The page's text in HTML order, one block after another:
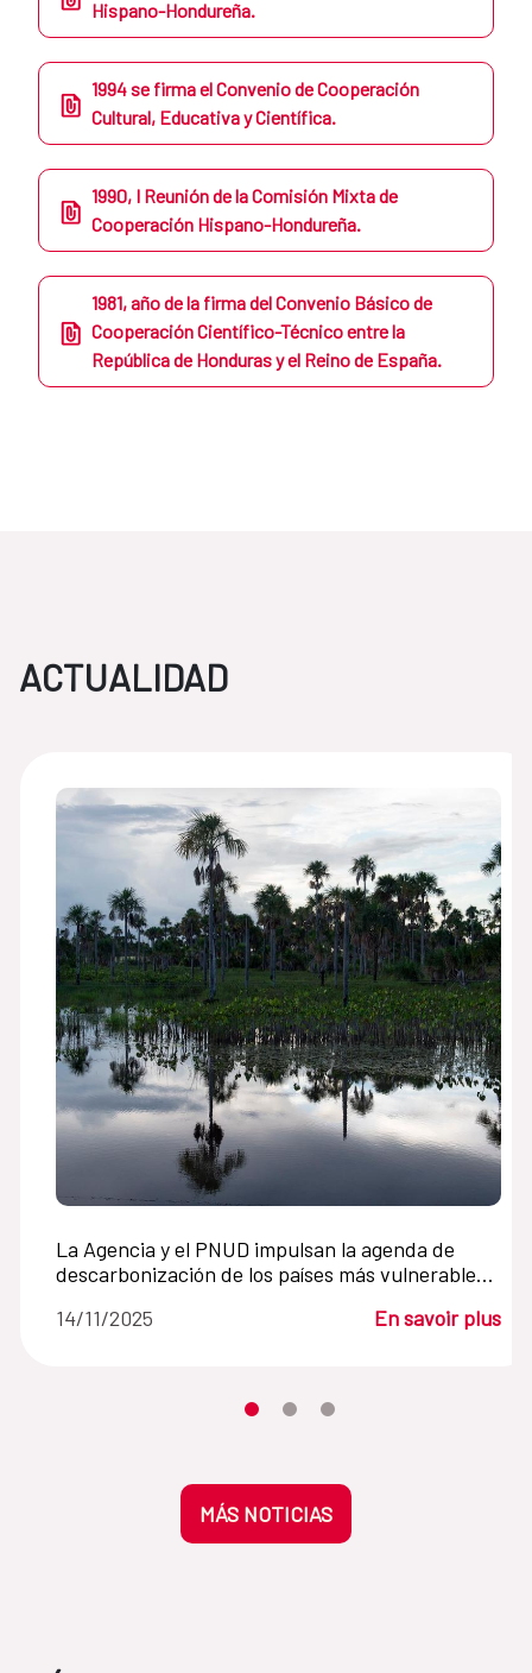
Hispano-Hondureña.
1994 se firma el Convenio de Cooperación
Cultural, Educativa y Científica.
​1990, I Reunión de la Comisión Mixta de
Cooperación Hispano-Hondureña.
​1981, año de la firma del Convenio Básico de
Cooperación Científico-Técnico entre la
República de Honduras y el Reino de España.
ACTUALIDAD
La Agencia y el PNUD impulsan la agenda de
descarbonización de los países más vulnerables
14/11/2025 En savoir plus
Desplaza el carrusel hasta su
Desplaza el carrusel hasta su
Desplaza el carrusel
MÁS NOTICIAS